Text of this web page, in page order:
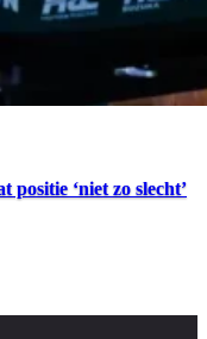
‘niet zo slecht’